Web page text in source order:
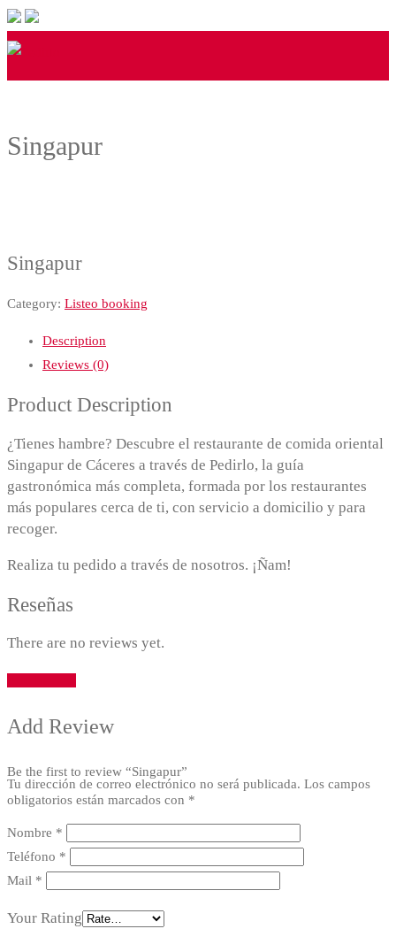
Singapur
Singapur
Category: Listeo booking
Description
Reviews (0)
Product Description
¿Tienes hambre? Descubre el restaurante de comida oriental
Singapur de Cáceres a través de Pedirlo, la guía
gastronómica más completa, formada por los restaurantes
más populares cerca de ti, con servicio a domicilio y para
recoger.
Realiza tu pedido a través de nosotros. ¡Ñam!
Reseñas
There are no reviews yet.
Add Review
Be the first to review “Singapur”
Tu dirección de correo electrónico no será publicada. Los campos
obligatorios están marcados con *
Nombre *
Teléfono *
Mail *
Your Rating